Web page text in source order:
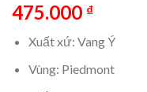
475.000 ₫
Xuất xứ: Vang Ý
Vùng: Piedmont